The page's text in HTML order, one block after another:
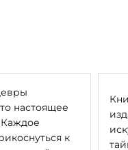
настоящее
к